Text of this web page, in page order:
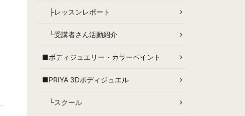
├レッスンレポート
└受講者さん活動紹介
■ボディジュエリー・カラーペイント
■PRIYA 3Dボディジュエル
└スクール